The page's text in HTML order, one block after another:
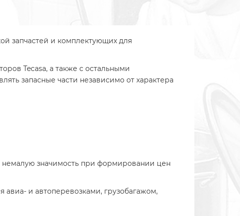
запчастей и комплектующих для
Tecasa, а также с остальными
запасные части независимо от характера
значимость при формировании цен
и автоперевозками, грузобагажом,